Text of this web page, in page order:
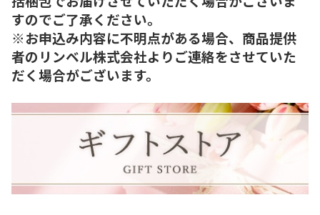
すのでご了承ください。
※お申込み内容に不明点がある場合、商品提供
者のリンベル株式会社よりご連絡をさせていた
だく場合がございます。